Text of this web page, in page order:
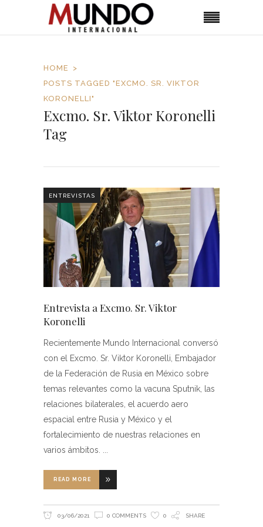
HOME
POSTS TAGGED "EXCMO. SR. VIKTOR
KORONELLI"
Excmo. Sr. Viktor Koronelli
Tag
ENTREVISTAS
Entrevista a Excmo. Sr. Viktor
Koronelli
Recientemente Mundo Internacional conversó
con el Excmo. Sr. Viktor Koronelli, Embajador
de la Federación de Rusia en México sobre
temas relevantes como la vacuna Sputnik, las
relaciones bilaterales, el acuerdo aero
espacial entre Rusia y México y el
fortalecimiento de nuestras relaciones en
varios ámbitos.
READ MORE
03/06/2021 0 COMMENTS 0 SHARE